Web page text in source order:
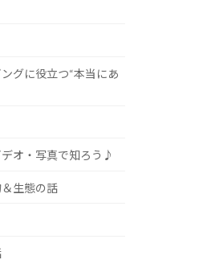
グに役立つ“本当にあ
オ・写真で知ろう♪
生態の話